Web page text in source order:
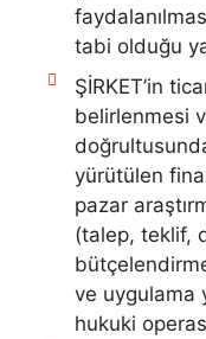
tabi olduğu
ŞİRKET’in
belirlenmesi
yürütülen
pazar
(talep, teklif,
ve uygulama
hukuki